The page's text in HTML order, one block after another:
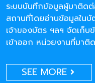
ระบบบันทึกข้อมูลผู้มาติด
สถานที่โดยอ่านข้อมูลใน
เจ้าของบัตร ฯลฯ จัดเก็บ
เข้าออก หน่วยงานที่มาติ
SEE MORE